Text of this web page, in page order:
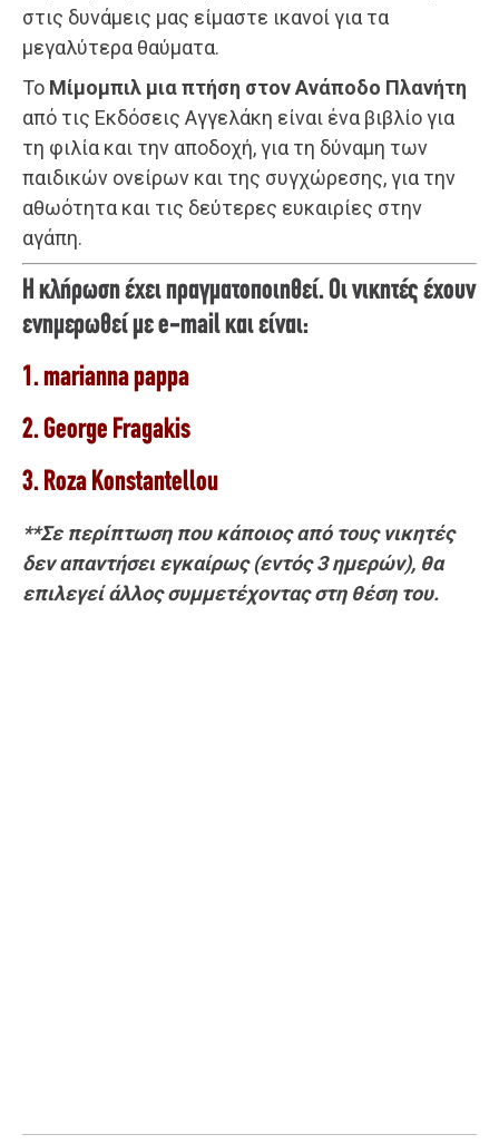
στις δυνάμεις μας είμαστε ικανοί για τα
μεγαλύτερα θαύματα.
Το Μίμομπιλ μια πτήση στον Ανάποδο Πλανήτη
από τις Εκδόσεις Αγγελάκη είναι ένα βιβλίο για
τη φιλία και την αποδοχή, για τη δύναμη των
παιδικών ονείρων και της συγχώρεσης, για την
αθωότητα και τις δεύτερες ευκαιρίες στην
αγάπη.
Η κλήρωση έχει πραγματοποιηθεί. Οι νικητές έχουν
ενημερωθεί με e-mail και είναι:
1. marianna pappa
2. George Fragakis
3. Roza Konstantellou
**Σε περίπτωση που κάποιος από τους νικητές
δεν απαντήσει εγκαίρως (εντός 3 ημερών), θα
επιλεγεί άλλος συμμετέχοντας στη θέση του.